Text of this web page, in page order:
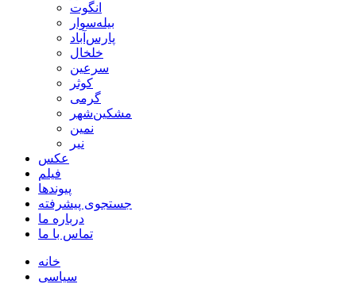
انگوت
بیله‌سوار
پارس‌آباد
خلخال
سرعین
کوثر
گرمی
مشکین‌شهر
نمین
نیر
عکس
فیلم
پیوندها
جستجوی پیشرفته
درباره ما
تماس با ما
خانه
سیاسی